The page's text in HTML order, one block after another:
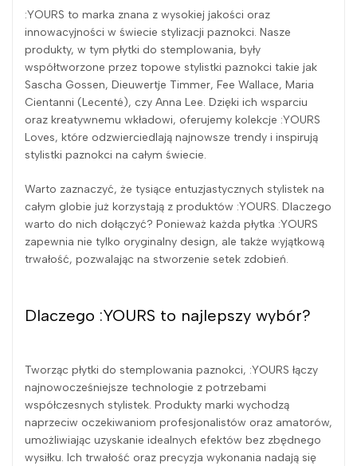
:YOURS to marka znana z wysokiej jakości oraz
innowacyjności w świecie stylizacji paznokci. Nasze
produkty, w tym płytki do stemplowania, były
współtworzone przez topowe stylistki paznokci takie jak
Sascha Gossen, Dieuwertje Timmer, Fee Wallace, Maria
Cientanni (Lecenté), czy Anna Lee. Dzięki ich wsparciu
oraz kreatywnemu wkładowi, oferujemy kolekcje :YOURS
Loves, które odzwierciedlają najnowsze trendy i inspirują
stylistki paznokci na całym świecie.
Warto zaznaczyć, że tysiące entuzjastycznych stylistek na
całym globie już korzystają z produktów :YOURS. Dlaczego
warto do nich dołączyć? Ponieważ każda płytka :YOURS
zapewnia nie tylko oryginalny design, ale także wyjątkową
trwałość, pozwalając na stworzenie setek zdobień.
Dlaczego :YOURS to najlepszy wybór?
Tworząc płytki do stemplowania paznokci, :YOURS łączy
najnowocześniejsze technologie z potrzebami
współczesnych stylistek. Produkty marki wychodzą
naprzeciw oczekiwaniom profesjonalistów oraz amatorów,
umożliwiając uzyskanie idealnych efektów bez zbędnego
wysiłku. Ich trwałość oraz precyzja wykonania nadają się